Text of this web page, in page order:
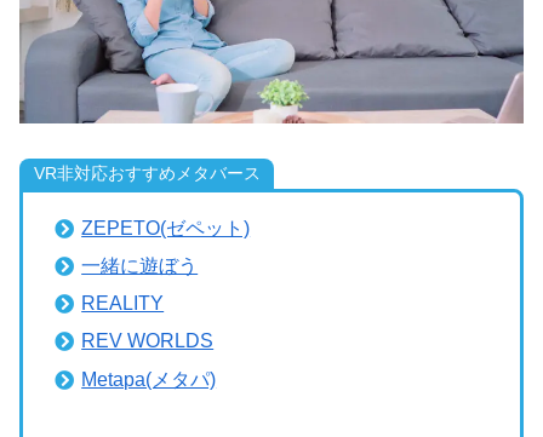
VR非対応おすすめメタバース
ZEPETO(ゼペット)
一緒に遊ぼう
REALITY
REV WORLDS
Metapa(メタパ)